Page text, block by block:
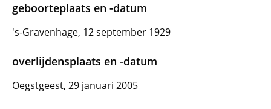
geboorteplaats en -datum
's-Gravenhage, 12 september 1929
overlijdensplaats en -datum
Oegstgeest, 29 januari 2005